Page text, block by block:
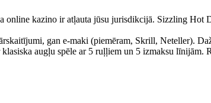
online kazino ir atļauta jūsu jurisdikcijā. Sizzling
gan e-maki (piemēram, Skrill, Neteller).
augļu spēle ar 5 ruļļiem un 5 izmaksu līnijām.